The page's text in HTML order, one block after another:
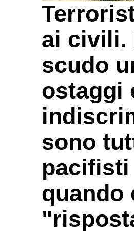
ai civili.
scudo
ostaggi
sono
pacifisti
quando